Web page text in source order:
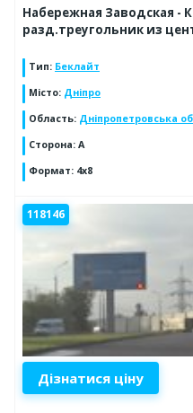
Набережная Заводская -
разд.треугольник из
Тип: Беклайт
Місто: Дніпро
Область: Дніпропетровська
Сторона: A
Формат: 4х8
118146
Дізнатися ціну